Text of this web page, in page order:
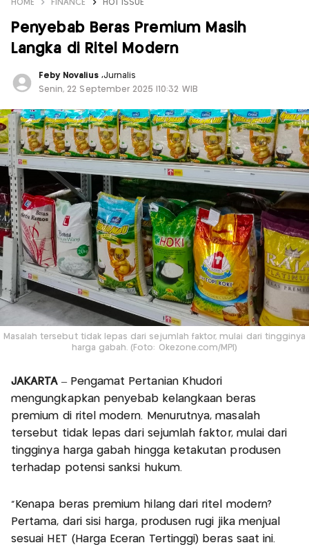
HOME FINANCE HOT ISSUE
Penyebab Beras Premium Masih
Langka di Ritel Modern
Feby Novalius ,Jurnalis
Senin, 22 September 2025 |10:32 WIB
Masalah tersebut tidak lepas dari sejumlah faktor, mulai dari tingginya
harga gabah. (Foto: Okezone.com/MPI)
JAKARTA– Pengamat Pertanian Khudori
mengungkapkan penyebab kelangkaan beras
premium di ritel modern. Menurutnya, masalah
tersebut tidak lepas dari sejumlah faktor, mulai dari
tingginya harga gabah hingga ketakutan produsen
terhadap potensi sanksi hukum.
"Kenapa beras premium hilang dari ritel modern?
Pertama, dari sisi harga, produsen rugi jika menjual
sesuai HET (Harga Eceran Tertinggi) beras saat ini.